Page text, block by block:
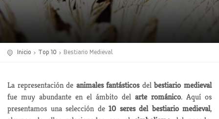
Inicio Top 10 Bestiario Medieval
La representación de animales fantásticosdelbestiario medieval
fue muy abundante en el ámbito del arte románico. Aquí os
presentamos una selección de 10 seres del bestiario medieval,